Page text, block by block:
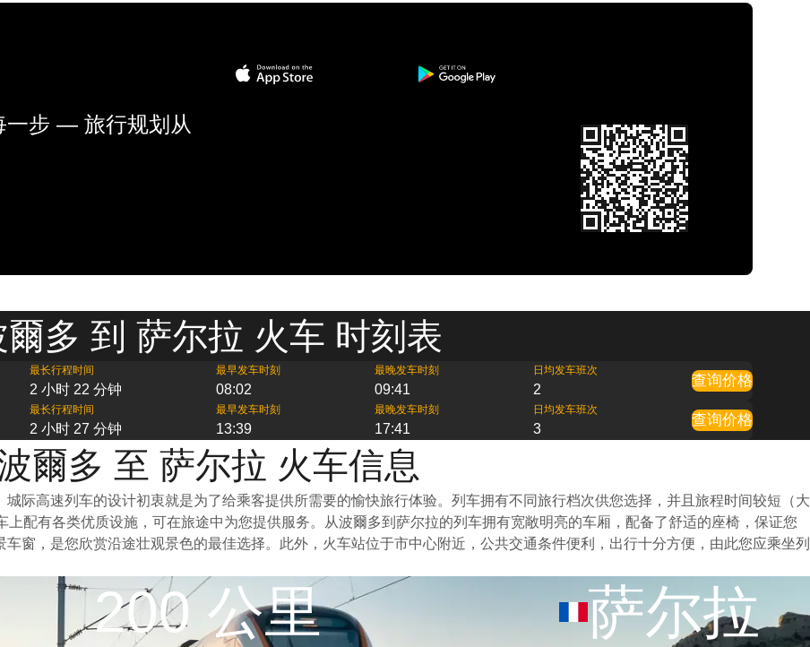
一步 — 旅行规划从
爾多 到 萨尔拉 火车 时刻表
最长行程时间
2 小时 22 分钟
最早发车时刻
08:02
最晚发车时刻
09:41
日均发车班次
2
查询价格
最长行程时间
2 小时 27 分钟
最早发车时刻
13:39
最晚发车时刻
17:41
日均发车班次
3
查询价格
爾多 至 萨尔拉 火车信息
际高速列车的设计初衷就是为了给乘客提供所需要的愉快旅行体验。列车拥有不同旅行档次供您选择，并且旅程时间较短（大
配有各类优质设施，可在旅途中为您提供服务。从波爾多到萨尔拉的列车拥有宽敞明亮的车厢，配备了舒适的座椅，保证您
窗，是您欣赏沿途壮观景色的最佳选择。此外，火车站位于市中心附近，公共交通条件便利，出行十分方便，由此您应乘坐列
200 公里 萨尔拉